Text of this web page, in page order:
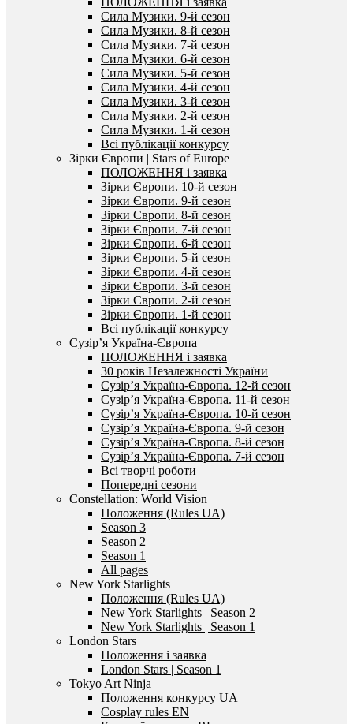
Сила Музики. 9-й сезон
Сила Музики. 8-й сезон
Сила Музики. 7-й сезон
Сила Музики. 6-й сезон
Сила Музики. 5-й сезон
Сила Музики. 4-й сезон
Сила Музики. 3-й сезон
Сила Музики. 2-й сезон
Сила Музики. 1-й сезон
Всі публікації конкурсу
Зірки Європи | Stars of Europe
ПОЛОЖЕННЯ і заявка
Зірки Європи. 10-й сезон
Зірки Європи. 9-й сезон
Зірки Європи. 8-й сезон
Зірки Європи. 7-й сезон
Зірки Європи. 6-й сезон
Зірки Європи. 5-й сезон
Зірки Європи. 4-й сезон
Зірки Європи. 3-й сезон
Зірки Європи. 2-й сезон
Зірки Європи. 1-й сезон
Всі публікації конкурсу
Сузір’я Україна-Європа
ПОЛОЖЕННЯ і заявка
30 років Незалежності України
Сузір’я Україна-Європа. 12-й сезон
Сузір’я Україна-Європа. 11-й сезон
Сузір’я Україна-Європа. 10-й сезон
Сузір’я Україна-Європа. 9-й сезон
Сузір’я Україна-Європа. 8-й сезон
Сузір’я Україна-Європа. 7-й сезон
Всі творчі роботи
Попередні сезони
Constellation: World Vision
Положення (Rules UA)
Season 3
Season 2
Season 1
All pages
New York Starlights
Положення (Rules UA)
New York Starlights | Season 2
New York Starlights | Season 1
London Stars
Положення і заявка
London Stars | Season 1
Tokyo Art Ninja
Положення конкурсу UA
Cosplay rules EN